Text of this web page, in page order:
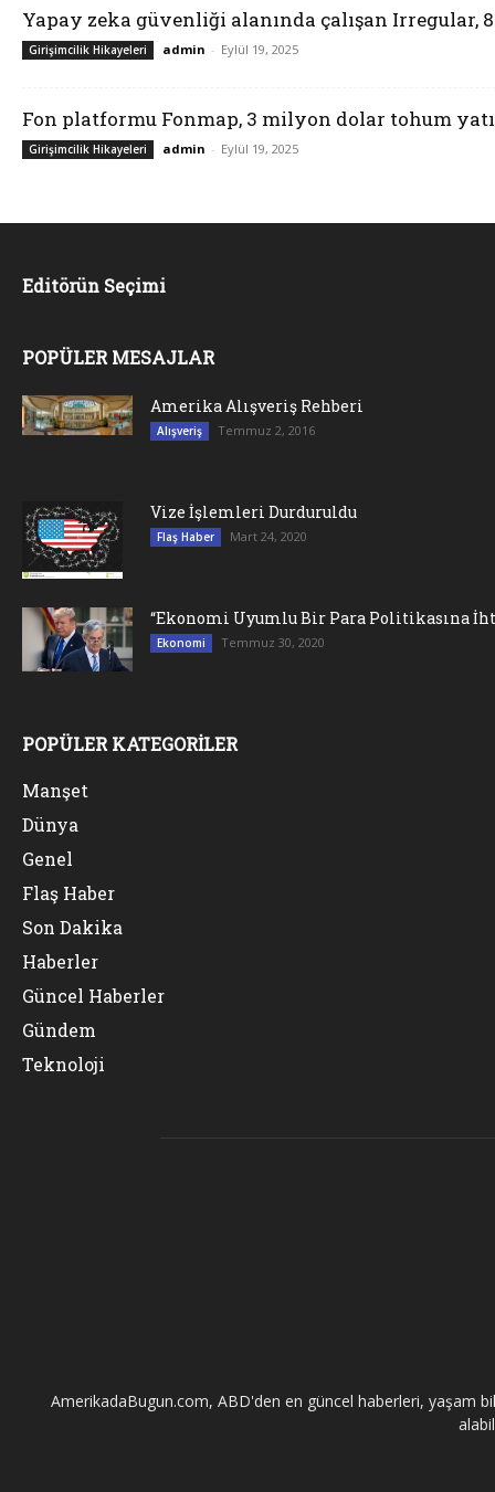
Yapay zeka güvenliği alanında çalışan Irregular,
Girişimcilik Hikayeleri admin - Eylül 19, 2025
Fon platformu Fonmap, 3 milyon dolar tohum
Girişimcilik Hikayeleri admin - Eylül 19, 2025
Editörün Seçimi
POPÜLER MESAJLAR
Amerika Alışveriş Rehberi
Alışveriş Temmuz 2, 2016
Vize İşlemleri Durduruldu
Flaş Haber Mart 24, 2020
“Ekonomi Uyumlu Bir Para Politikasına
Ekonomi Temmuz 30, 2020
POPÜLER KATEGORİLER
Manşet
Dünya
Genel
Flaş Haber
Son Dakika
Haberler
Güncel Haberler
Gündem
Teknoloji
AmerikadaBugun.com, ABD'den en güncel haberleri, yaşam